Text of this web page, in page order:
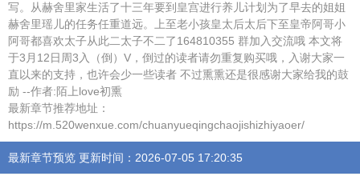
写。从赫舍里家生活了十三年要到皇宫进行养儿计划为了早去的姐姐
赫舍里瑶儿的任务任重道远。上至老小孩皇太后太后下至皇帝阿哥小
阿哥都喜欢太子从此二太子不二了164810355 群加入交流哦 本文将
于3月12日周3入（倒）V，倒过的读者请勿重复购买哦，入谢大家一
直以来的支持，也许会少一些读者 不过熏熏还是很感谢大家给我的鼓
励 --作者:陌上love初熏
最新章节推荐地址：
https://m.520wenxue.com/chuanyueqingchaojishizhiyaoer/
最新章节预览 更新时间：2026-07-05 17:20:35